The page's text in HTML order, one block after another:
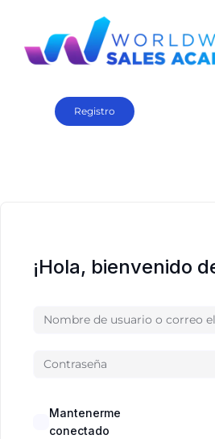
Registro
¡Hola, bienvenido
Mantenerme
conectado